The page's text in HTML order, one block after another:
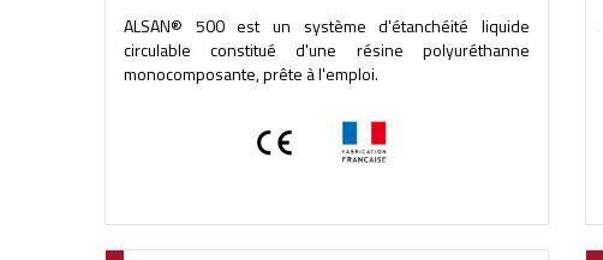
ALSAN® 500 est un système d'étanchéité liquide
circulable constitué d'une résine polyuréthanne
monocomposante, prête à l'emploi.